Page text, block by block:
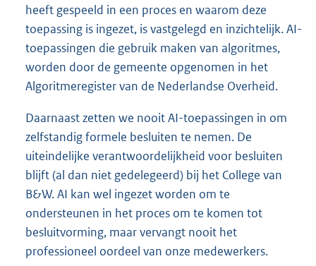
heeft gespeeld in een proces en waarom deze
toepassing is ingezet, is vastgelegd en inzichtelijk. AI-
toepassingen die gebruik maken van algoritmes,
worden door de gemeente opgenomen in het
Algoritmeregister van de Nederlandse Overheid.
Daarnaast zetten we nooit AI-toepassingen in om
zelfstandig formele besluiten te nemen. De
uiteindelijke verantwoordelijkheid voor besluiten
blijft (al dan niet gedelegeerd) bij het College van
B&W. AI kan wel ingezet worden om te
ondersteunen in het proces om te komen tot
besluitvorming, maar vervangt nooit het
professioneel oordeel van onze medewerkers.